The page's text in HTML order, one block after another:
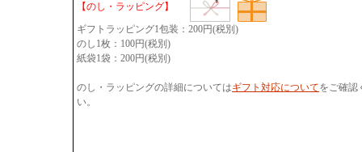
【のし・ラッピング】
ギフトラッピング1包装：200円(税別)
のし1枚：100円(税別)
紙袋1袋：200円(税別)
のし・ラッピングの詳細についてはギフト対応についてをご確認
い。